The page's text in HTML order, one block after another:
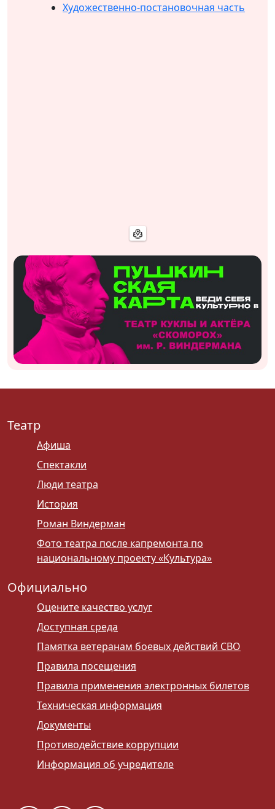
Художественно-постановочная часть
Театр
Афиша
Спектакли
Люди театра
История
Роман Виндерман
Фото театра после капремонта по
национальному проекту «Культура»
Официально
Оцените качество услуг
Доступная среда
Памятка ветеранам боевых действий СВО
Правила посещения
Правила применения электронных билетов
Техническая информация
Документы
Противодействие коррупции
Информация об учредителе